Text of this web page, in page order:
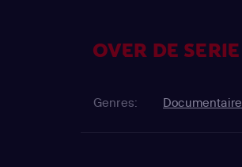
OVER DE SERIE
Genres: Documentaire